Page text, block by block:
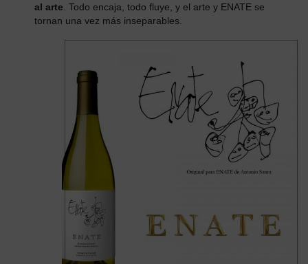
al arte . Todo encaja, todo fluye, y el arte y ENATE se
tornan una vez más inseparables.